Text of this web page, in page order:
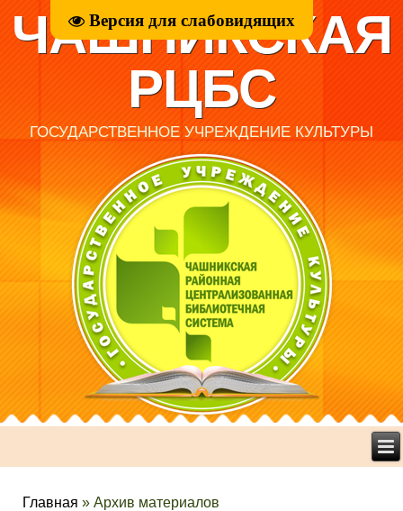
Версия для слабовидящих
ЧАШНИКСКАЯ
РЦБС
ГОСУДАРСТВЕННОЕ УЧРЕЖДЕНИЕ КУЛЬТУРЫ
Главная »Архив материалов